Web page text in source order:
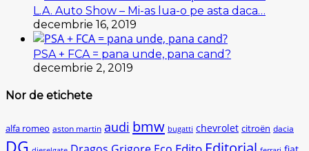
L.A. Auto Show – Mi-as lua-o pe asta daca…
decembrie 16, 2019
PSA + FCA = pana unde, pana cand?
decembrie 2, 2019
Nor de etichete
alfa romeo aston martin audi bmw bugatti chevrolet citroën dacia